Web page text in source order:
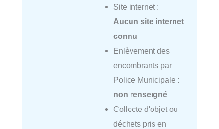
Site internet :
Aucun site internet
connu
Enlèvement des
encombrants par
Police Municipale :
non renseigné
Collecte d'objet ou
déchets pris en